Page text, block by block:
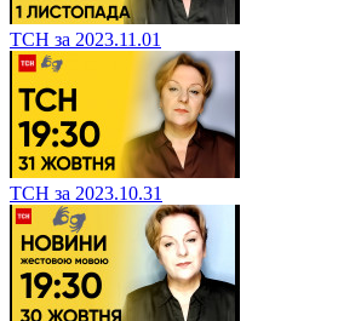
ТСН за 2023.11.01
ТСН за 2023.10.31